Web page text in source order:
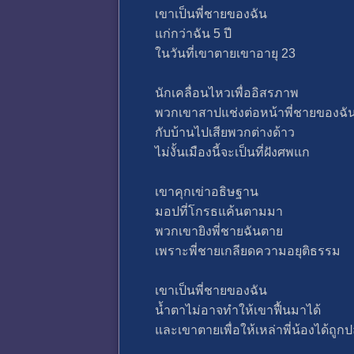
เขาเป็นพี่ชายของฉัน
แก่กว่าฉัน 5 ปี
ในวันที่เขาตายเขาอายุ 23
นักเคลื่อนไหวเพื่ออิสรภาพ
พวกเขาสาปแช่งต่อหน้าพี่ชายของฉั
กับบ้านไปเสียพวกต่างด้าว
ไม่งั้นเมืองนี้จะเป็นที่ฝังศพแก
เขาคุกเข่าอธิษฐาน
มอปที่โกรธแค้นตามมา
พวกเขายิงพี่ชายฉันตาย
เพราะพี่ชายเกลียดความอยุติธรรม
เขาเป็นพี่ชายของฉัน
น้ำตาไม่อาจทำให้เขาฟื้นมาได้
และเขาตายเพื่อให้เหล่าพี่น้องได้ถูก